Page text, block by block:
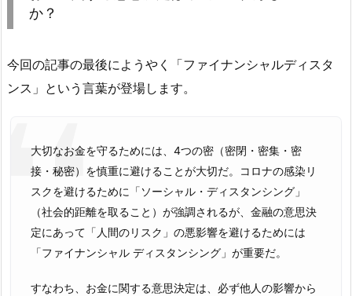
か？
今回の記事の最後にようやく「ファイナンシャルディスタ
ンス」という言葉が登場します。
大切なお金を守るためには、4つの密（密閉・密集・密
接・秘密）を慎重に避けることが大切だ。コロナの感染リ
スクを避けるために「ソーシャル・ディスタンシング」
（社会的距離を取ること）が強調されるが、金融の意思決
定にあって「人間のリスク」の悪影響を避けるためには
「ファイナンシャル ディスタンシング」が重要だ。
すなわち、お金に関する意思決定は、必ず他人の影響から